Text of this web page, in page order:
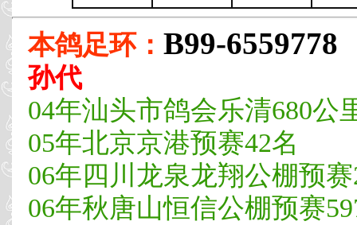
本鸽足环： B99-6559778
孙代
04年汕头市鸽会乐清680公
05年北京京港预赛42名
06年四川龙泉龙翔公棚预赛
06年秋唐山恒信公棚预赛